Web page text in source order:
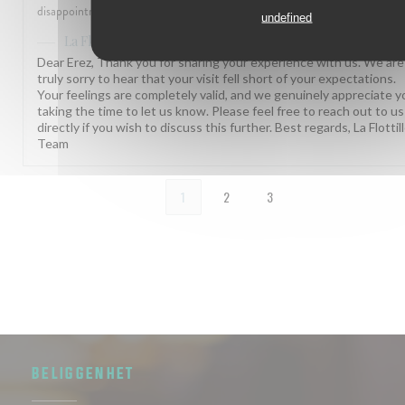
undefined
disappointment , adding the difficulty to get there... Pity
La Flottille
Dear Erez, Thank you for sharing your experience with us. We are
truly sorry to hear that your visit fell short of your expectations.
Your feelings are completely valid, and we genuinely appreciate
taking the time to let us know. Please feel free to reach out to us
directly if you wish to discuss this further. Best regards, La
Team
1 2 3
BELIGGENHET